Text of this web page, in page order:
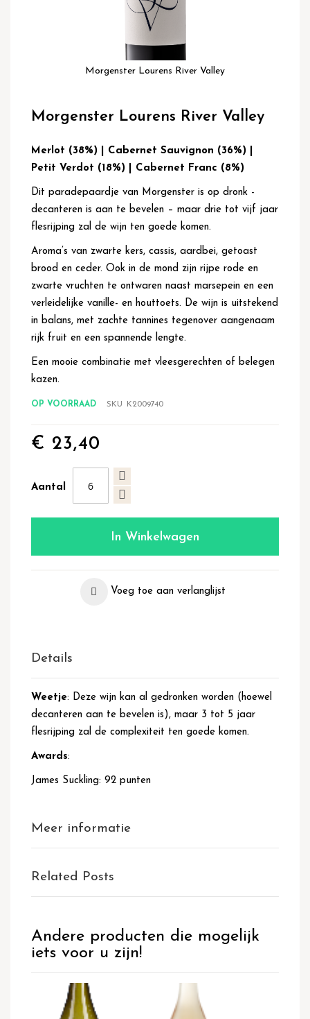
Morgenster Lourens River Valley
het
van
de
gallerij
Morgenster Lourens River Valley
Merlot (38%) | Cabernet Sauvignon (36%) |
Petit Verdot (18%) | Cabernet Franc (8%)
Dit paradepaardje van Morgenster is op dronk -
decanteren is aan te bevelen – maar drie tot vijf jaar
flesrijping zal de wijn ten goede komen.
Aroma’s van zwarte kers, cassis, aardbei, getoast
brood en ceder. Ook in de mond zijn rijpe rode en
zwarte vruchten te ontwaren naast marsepein en een
verleidelijke vanille- en houttoets. De wijn is uitstekend
in balans, met zachte tannines tegenover aangenaam
rijk fruit en een spannende lengte.
Een mooie combinatie met vleesgerechten of belegen
kazen.
OP VOORRAAD SKU K2009740
€ 23,40
Aantal
In Winkelwagen
Voeg toe aan verlanglijst
Details
Weetje: Deze wijn kan al gedronken worden (hoewel
decanteren aan te bevelen is), maar 3 tot 5 jaar
flesrijping zal de complexiteit ten goede komen.
Awards:
James Suckling: 92 punten
Meer informatie
Related Posts
Andere producten die mogelijk
iets voor u zijn!